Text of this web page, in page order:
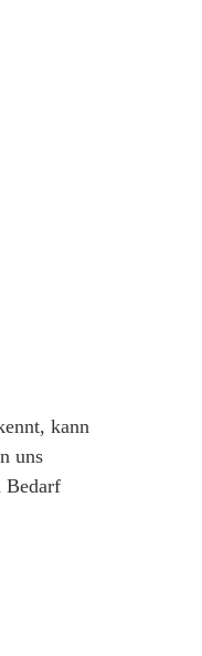
kann
uns
Bedarf